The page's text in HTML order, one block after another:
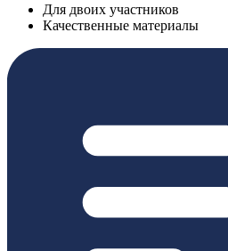
Для двоих участников
Качественные материалы